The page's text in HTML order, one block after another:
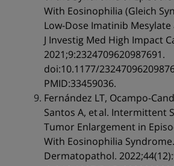
With Eosinophilia (Gleich
Low-Dose Imatinib
J Investig Med High Impact
2021;9:2324709620987691.
doi:10.1177/
PMID:33459036.
Fernández LT, Ocampo-
Santos A, et al. Intermittent
Tumor Enlargement in
With Eosinophilia Syndrome.
Dermatopathol.